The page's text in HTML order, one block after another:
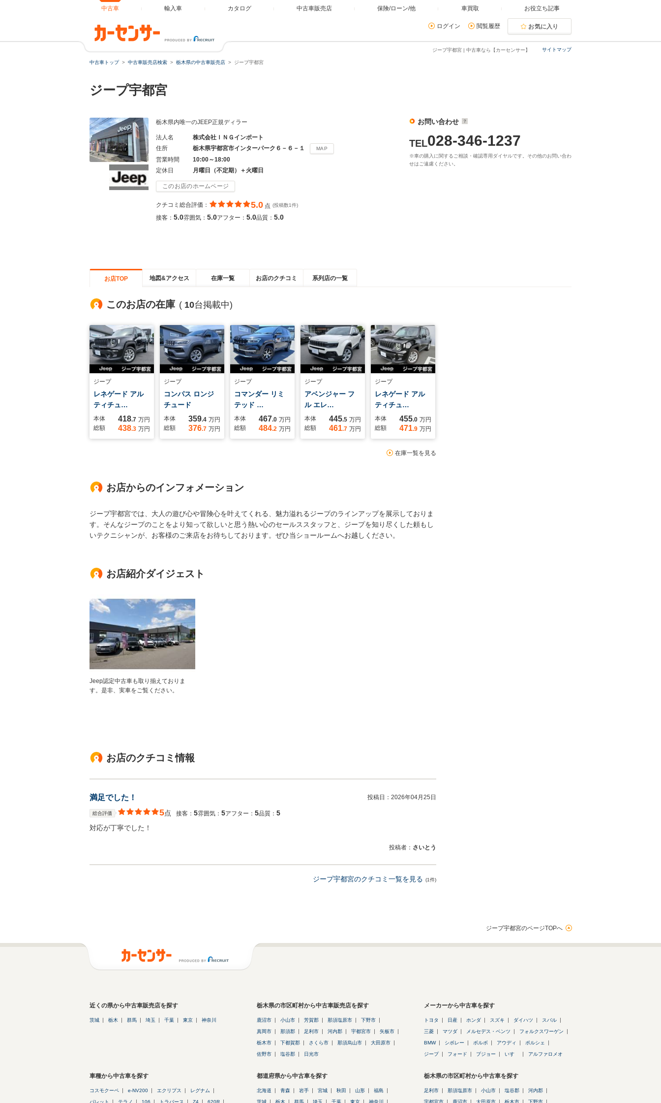
中古車 輸入車 カタログ 中古車販売店 保険/ローン/他 車買取 お役立ち記事
ログイン 閲覧履歴 お気に入り
サイトマップ
ジープ宇都宮 | 中古車なら【カーセンサー】
中古車トップ 中古車販売店検索 栃木県の中古車販売店 ジープ宇都宮
ジープ宇都宮
栃木県内唯一のJEEP正規ディラー
法人名
株式会社ＩＮＧインポート
住所
栃木県宇都宮市インターパーク６－６－１ MAP
営業時間
10:00～18:00
定休日
月曜日（不定期）＋火曜日
このお店のホームページ
クチコミ総合評価： 5.0 点 (投稿数1件)
接客： 5.0雰囲気： 5.0アフター： 5.0品質： 5.0
お問い合わせ
TEL028-346-1237
※車の購入に関するご相談・確認専用ダイヤルです。その他のお問い合わ
せはご遠慮ください。
お店TOP 地図&アクセス 在庫一覧 お店のクチコミ 系列店の一覧
このお店の在庫 ( 10台掲載中)
ジープ
レネゲード アル
ティチュ…
本体 418.7 万円
総額
438.3 万円
ジープ
コンパス ロンジ
チュード
本体 359.4 万円
総額
376.7 万円
ジープ
コマンダー リミ
テッド …
本体 467.0 万円
総額
484.2 万円
ジープ
アベンジャー フ
ル エレ…
本体 445.5 万円
総額
461.7 万円
ジープ
レネゲード アル
ティチュ…
本体 455.0 万円
総額
471.9 万円
在庫一覧を見る
お店からのインフォメーション
ジープ宇都宮では、大人の遊び心や冒険心を叶えてくれる、魅力溢れるジープのラインアップを展示しておりま
す。そんなジープのことをより知って欲しいと思う熱い心のセールススタッフと、ジープを知り尽くした頼もし
いテクニシャンが、お客様のご来店をお待ちしております。ぜひ当ショールームへお越しください。
お店紹介ダイジェスト
Jeep認定中古車も取り揃えておりま
す。是非、実車をご覧ください。
お店のクチコミ情報
満足でした！ 投稿日： 2026年04月25日
総合評価 5点 接客： 5雰囲気： 5アフター： 5品質： 5
対応が丁寧でした！
投稿者： さいとう
ジープ宇都宮のクチコミ一覧を見る (1件)
ジープ宇都宮のページTOPへ
近くの県から中古車販売店を探す
茨城 栃木 群馬 埼玉 千葉 東京 神奈川
栃木県の市区町村から中古車販売店を探す
鹿沼市 小山市 芳賀郡 那須塩原市 下野市
真岡市 那須郡 足利市 河内郡 宇都宮市 矢板市
栃木市 下都賀郡 さくら市 那須烏山市 大田原市
佐野市 塩谷郡 日光市
メーカーから中古車を探す
トヨタ 日産 ホンダ スズキ ダイハツ スバル
三菱 マツダ メルセデス・ベンツ フォルクスワーゲン
BMW シボレー ボルボ アウディ ポルシェ
ジープ フォード プジョー いすゞ アルファロメオ
車種から中古車を探す
コスモクーペ e-NV200 エクリプス レグナム
パレット テラノ 106 トラバース Z4 620R
都道府県から中古車を探す
北海道 青森 岩手 宮城 秋田 山形 福島
茨城 栃木 群馬 埼玉 千葉 東京 神奈川
栃木県の市区町村から中古車を探す
足利市 那須塩原市 小山市 塩谷郡 河内郡
宇都宮市 鹿沼市 大田原市 栃木市 下野市